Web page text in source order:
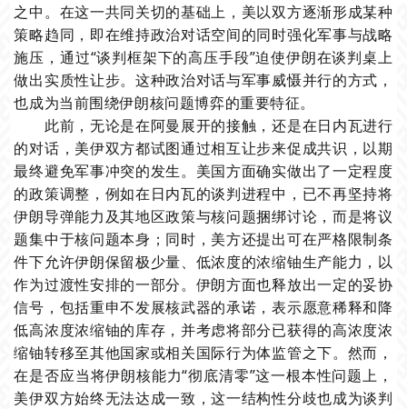
之中。在这一共同关切的基础上，美以双方逐渐形成某种
策略趋同，即在维持政治对话空间的同时强化军事与战略
施压，通过“谈判框架下的高压手段”迫使伊朗在谈判桌上
做出实质性让步。这种政治对话与军事威慑并行的方式，
也成为当前围绕伊朗核问题博弈的重要特征。
此前，无论是在阿曼展开的接触，还是在日内瓦进行
的对话，美伊双方都试图通过相互让步来促成共识，以期
最终避免军事冲突的发生。美国方面确实做出了一定程度
的政策调整，例如在日内瓦的谈判进程中，已不再坚持将
伊朗导弹能力及其地区政策与核问题捆绑讨论，而是将议
题集中于核问题本身；同时，美方还提出可在严格限制条
件下允许伊朗保留极少量、低浓度的浓缩铀生产能力，以
作为过渡性安排的一部分。伊朗方面也释放出一定的妥协
信号，包括重申不发展核武器的承诺，表示愿意稀释和降
低高浓度浓缩铀的库存，并考虑将部分已获得的高浓度浓
缩铀转移至其他国家或相关国际行为体监管之下。然而，
在是否应当将伊朗核能力“彻底清零”这一根本性问题上，
美伊双方始终无法达成一致，这一结构性分歧也成为谈判